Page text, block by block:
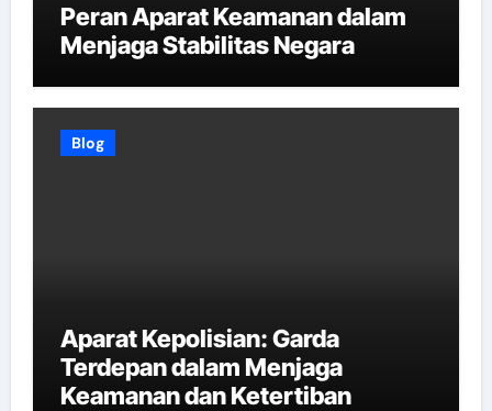
Peran Aparat Keamanan dalam
Menjaga Stabilitas Negara
Blog
Aparat Kepolisian: Garda
Terdepan dalam Menjaga
Keamanan dan Ketertiban